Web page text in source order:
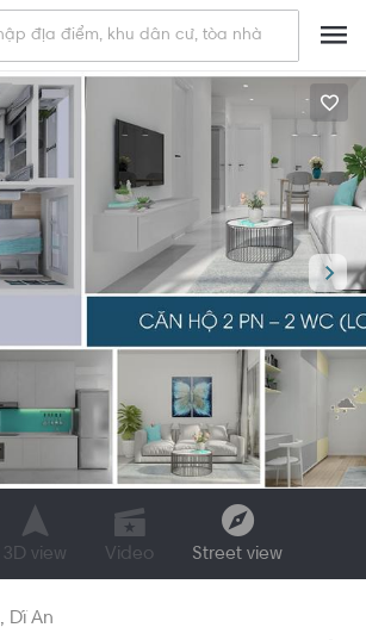
3D view Video Street view
Dĩ An